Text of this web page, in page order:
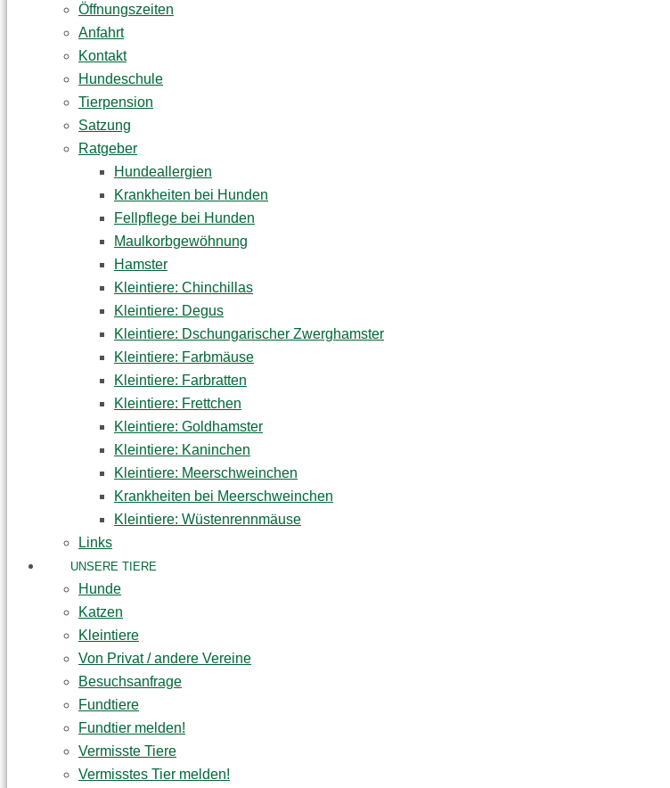
Öffnungszeiten
Anfahrt
Kontakt
Hundeschule
Tierpension
Satzung
Ratgeber
Hundeallergien
Krankheiten bei Hunden
Fellpflege bei Hunden
Maulkorbgewöhnung
Hamster
Kleintiere: Chinchillas
Kleintiere: Degus
Kleintiere: Dschungarischer Zwerghamster
Kleintiere: Farbmäuse
Kleintiere: Farbratten
Kleintiere: Frettchen
Kleintiere: Goldhamster
Kleintiere: Kaninchen
Kleintiere: Meerschweinchen
Krankheiten bei Meerschweinchen
Kleintiere: Wüstenrennmäuse
Links
UNSERE TIERE
Hunde
Katzen
Kleintiere
Von Privat / andere Vereine
Besuchsanfrage
Fundtiere
Fundtier melden!
Vermisste Tiere
Vermisstes Tier melden!